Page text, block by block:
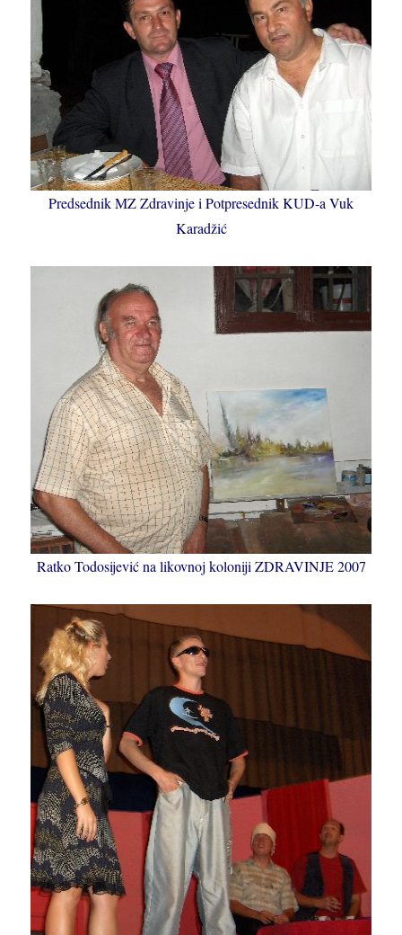
Predsednik MZ Zdravinje i Potpresednik KUD-a Vuk
Karadžić
Ratko Todosijević na likovnoj koloniji ZDRAVINJE 2007